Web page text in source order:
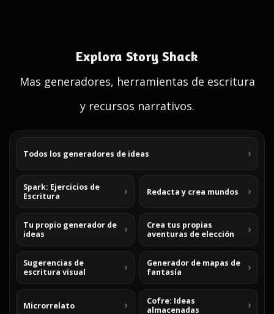
Explora Story Shack
Mas generadores, herramientas de escritura
y recursos narrativos.
Todos los generadores de ideas
Spark: Ejercicios de
Escritura
Redacta y crea mundos
Tu propio generador de
ideas
Crea tus propias
aventuras de elección
Sugerencias de
escritura visual
Generador de mapas de
fantasía
Microrrelato
Cofre: Ideas
almacenadas